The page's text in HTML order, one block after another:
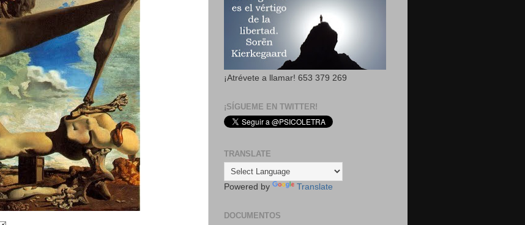
¡Atrévete a llamar! 653 379 269
¡SÍGUEME EN TWITTER!
TRANSLATE
Powered by Translate
DOCUMENTOS